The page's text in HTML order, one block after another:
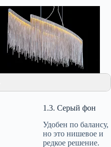
1.3. Серый фон
Удобен по балансу,
но это нишевое и
редкое решение.